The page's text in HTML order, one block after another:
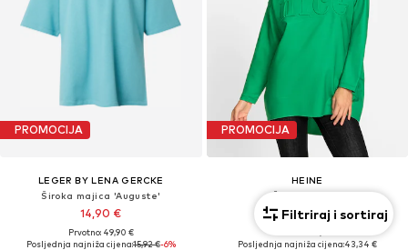
PROMOCIJA
LEGER BY LENA GERCKE
Široka majica 'Auguste'
14,90 €
Prvotno: 49,90 €
Posljednja najniža cijena:15,92 €-6%
PROMOCIJA
HEINE
Široka majica
50,99 €
Posljednja najniža cijena:43,34 €
Filtriraj i sortiraj